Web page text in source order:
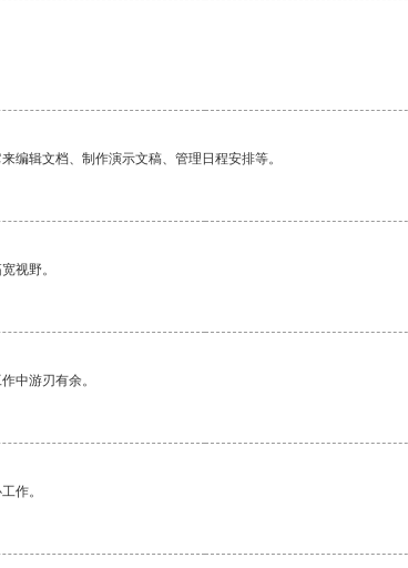
编辑文档、制作演示文稿、管理日程安排等。
视野。
中游刃有余。
作。